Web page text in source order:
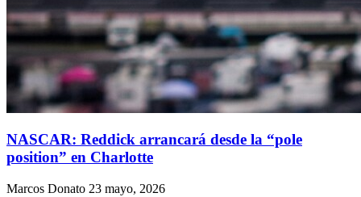
NASCAR: Reddick arrancará desde la “pole
position” en Charlotte
Marcos Donato 23 mayo, 2026